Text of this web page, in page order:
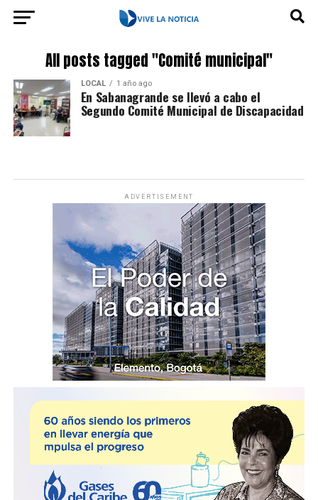
All posts tagged "Comité municipal"
LOCAL 1 año ago
En Sabanagrande se llevó a cabo el
Segundo Comité Municipal de Discapacidad
ADVERTISEMENT